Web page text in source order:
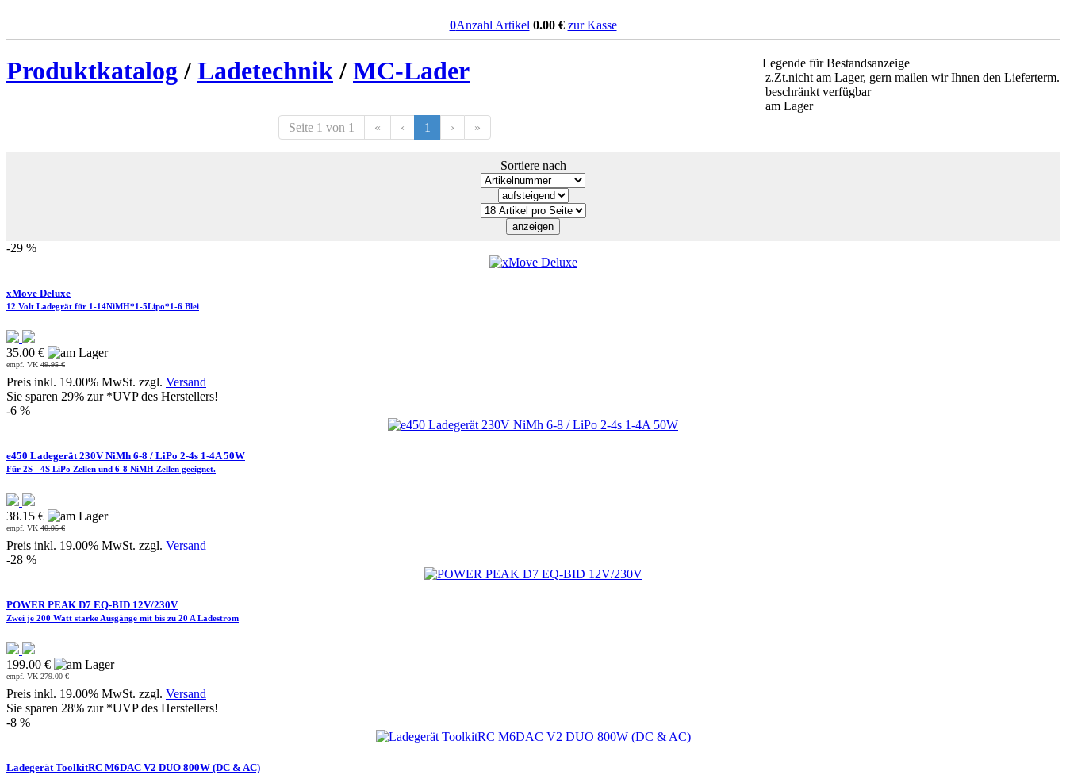
0Anzahl Artikel 0.00€ zur Kasse
Legende für Bestandsanzeige
z.Zt.nicht am Lager, gern mailen wir Ihnen den Lieferterm.
beschränkt verfügbar
am Lager
Produktkatalog/ Ladetechnik/ MC-Lader
Seite 1 von 1 « ‹ 1 › »
Sortiere nach
-29 %
xMove Deluxe
12 Volt Ladegrät für 1-14NiMH*1-5Lipo*1-6 Blei
35.00 €
empf. VK 49.95 €
Preis inkl. 19.00% MwSt. zzgl. Versand
Sie sparen 29% zur *UVP des Herstellers!
-6 %
e450 Ladegerät 230V NiMh 6-8 / LiPo 2-4s 1-4A 50W
Für 2S - 4S LiPo Zellen und 6-8 NiMH Zellen geeignet.
38.15 €
empf. VK 40.95 €
Preis inkl. 19.00% MwSt. zzgl. Versand
-28 %
POWER PEAK D7 EQ-BID 12V/230V
Zwei je 200 Watt starke Ausgänge mit bis zu 20 A Ladestrom
199.00 €
empf. VK 279.00 €
Preis inkl. 19.00% MwSt. zzgl. Versand
Sie sparen 28% zur *UVP des Herstellers!
-8 %
Ladegerät ToolkitRC M6DAC V2 DUO 800W (DC & AC)